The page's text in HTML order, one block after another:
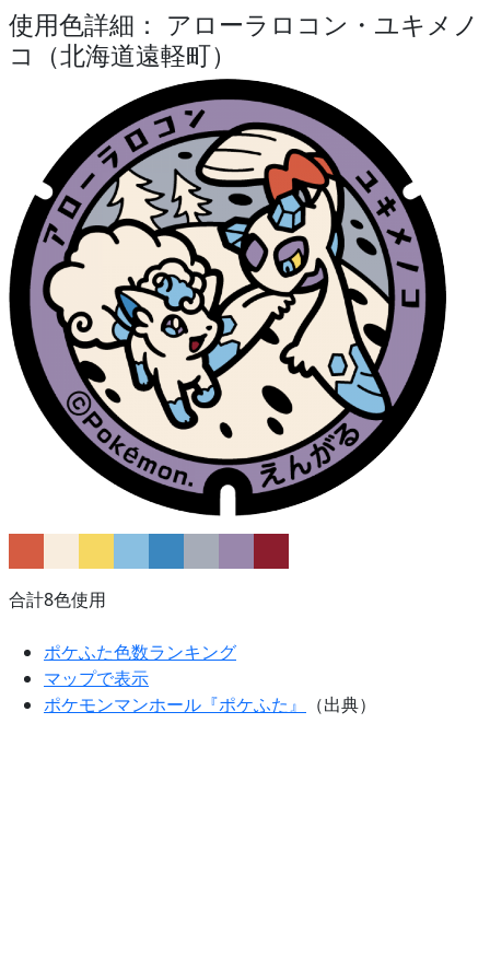
使用色詳細： アローラロコン・ユキメノ
コ（北海道遠軽町）
合計8色使用
ポケふた色数ランキング
マップで表示
ポケモンマンホール『ポケふた』
（出典）